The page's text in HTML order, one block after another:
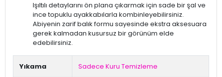
Işıltılı detaylarını ön plana çıkarmak için sade bir şal ve
ince topuklu ayakkabılarla kombinleyebilirsiniz.
Abiyenin zarif balık formu sayesinde ekstra aksesuara
gerek kalmadan kusursuz bir görünüm elde
edebilirsiniz.
Yıkama Sadece Kuru Temizleme